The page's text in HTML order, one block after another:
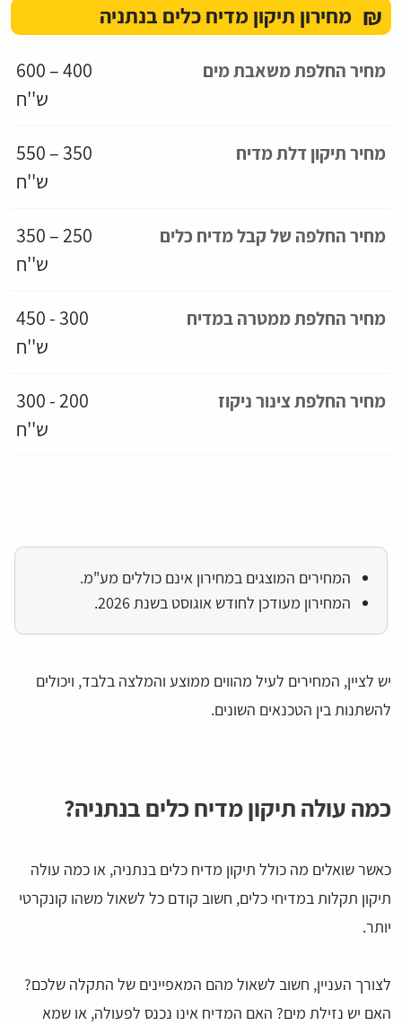
₪ מחירון תיקון מדיח כלים בנתניה
מחיר החלפת משאבת מים
400 – 600
ש''ח
מחיר תיקון דלת מדיח
350 – 550
ש''ח
מחיר החלפה של קבל מדיח כלים
250 – 350
ש''ח
מחיר החלפת ממטרה במדיח
300 - 450
ש''ח
מחיר החלפת צינור ניקוז
200 - 300
ש''ח
המחירים המוצגים במחירון אינם כוללים מע"מ.
המחירון מעודכן לחודש אוגוסט בשנת 2026.
יש לציין, המחירים לעיל מהווים ממוצע והמלצה בלבד, ויכולים
להשתנות בין הטכנאים השונים.
כמה עולה תיקון מדיח כלים בנתניה?
כאשר שואלים מה כולל תיקון מדיח כלים בנתניה, או כמה עולה
תיקון תקלות במדיחי כלים, חשוב קודם כל לשאול משהו קונקרטי
יותר.
לצורך העניין, חשוב לשאול מהם המאפיינים של התקלה שלכם?
האם יש נזילת מים? האם המדיח אינו נכנס לפעולה, או שמא